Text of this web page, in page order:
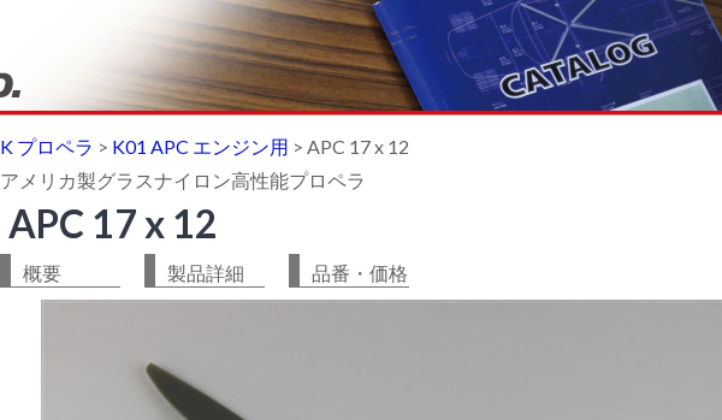
K プロペラ > K01 APC エンジン用 >APC 17 x 12
アメリカ製グラスナイロン高性能プロペラ
APC 17 x 12
概要 製品詳細 品番・価格